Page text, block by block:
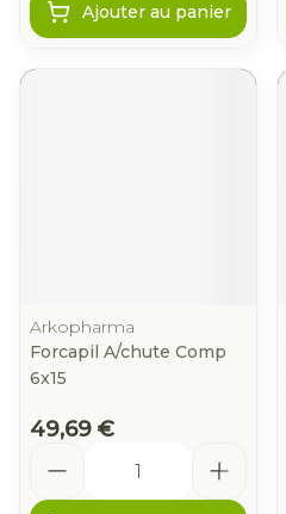
Ajouter au panier
Arkopharma
Forcapil A/chute Comp
6x15
49,69 €